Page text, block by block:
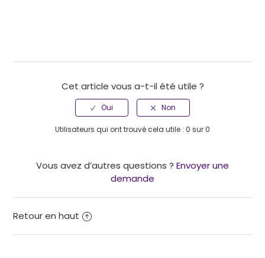
Cet article vous a-t-il été utile ?
Utilisateurs qui ont trouvé cela utile : 0 sur 0
Vous avez d’autres questions ? Envoyer une
demande
Retour en haut